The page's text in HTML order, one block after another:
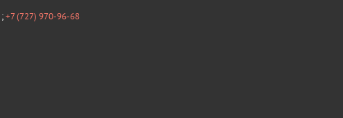
;+7 (727) 970-96-68